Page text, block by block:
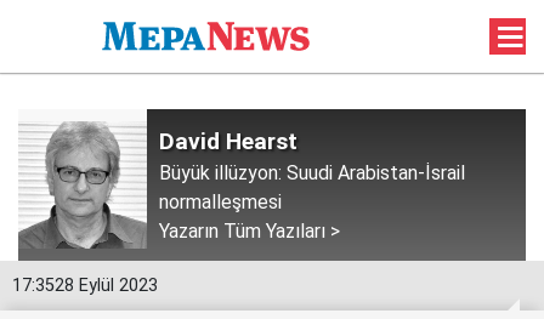
David Hearst
Büyük illüzyon: Suudi Arabistan-İsrail
normalleşmesi
Yazarın Tüm Yazıları >
17:3528 Eylül 2023